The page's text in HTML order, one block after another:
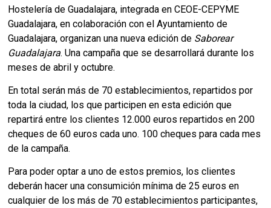
Hostelería de Guadalajara, integrada en CEOE-CEPYME
Guadalajara, en colaboración con el Ayuntamiento de
Guadalajara, organizan una nueva edición de Saborear
Guadalajara. Una campaña que se desarrollará durante los
meses de abril y octubre.
En total serán más de 70 establecimientos, repartidos por
toda la ciudad, los que participen en esta edición que
repartirá entre los clientes 12.000 euros repartidos en 200
cheques de 60 euros cada uno. 100 cheques para cada mes
de la campaña.
Para poder optar a uno de estos premios, los clientes
deberán hacer una consumición mínima de 25 euros en
cualquier de los más de 70 establecimientos participantes,